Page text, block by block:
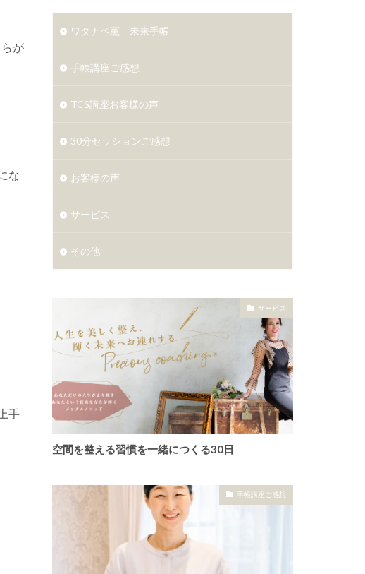
が
な
手
ワタナベ薫 未来手帳
手帳講座ご感想
TCS講座お客様の声
30分セッションご感想
お客様の声
サービス
その他
サービス
空間を整える習慣を一緒につくる30日
手帳講座ご感想